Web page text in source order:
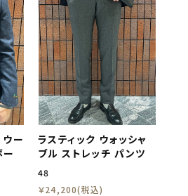
ー
ー
ラスティック ウォッシャ
ブル ストレッチ パンツ
48
￥24,200(税込)